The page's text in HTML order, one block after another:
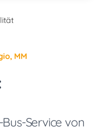
MM
Service von